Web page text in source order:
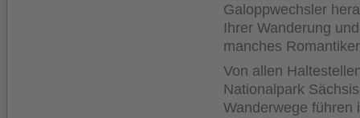
Galoppwechsler
Ihrer Wanderung
manches
Von allen
Nationalpark
Wanderwege führen